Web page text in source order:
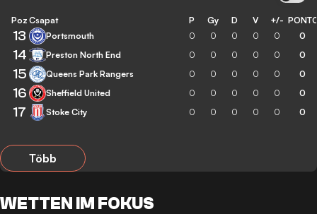
Poz Csapat P Gy D V +/-
13 Portsmouth 0 0 0 0 0 0
14 Preston North End 0 0 0 0 0 0
15 Queens Park Rangers 0 0 0 0 0 0
16 Sheffield United 0 0 0 0 0 0
17 Stoke City 0 0 0 0 0 0
Több
WETTEN IM FOKUS